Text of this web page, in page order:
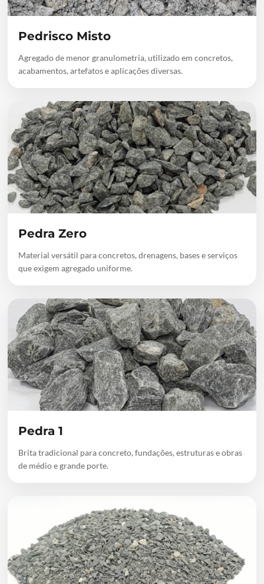
Pedrisco Misto
Agregado de menor granulometria, utilizado em concretos,
acabamentos, artefatos e aplicações diversas.
Pedra Zero
Material versátil para concretos, drenagens, bases e serviços
que exigem agregado uniforme.
Pedra 1
Brita tradicional para concreto, fundações, estruturas e obras
de médio e grande porte.